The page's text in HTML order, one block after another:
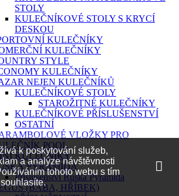
STOLY
KULEČNÍKOVÉ STOLY S KRYCÍ
DESKOU
KULEČNÍKY
KULEČNÍKY
STYLE
KULEČNÍKY
NEJEN KULEČNÍKŮ
KULEČNÍKOVÉ STOLY
STAROŽITNÉ KULEČNÍKY
KULEČNÍKOVÉ PŘÍSLUŠENSTVÍ
OSTATNÍ
VLOŽKY PRO
POOL
KULEČNÍKY
PYRAMIDA
Příslušenství Ruská Pyramida
(BÁBA, HŘÍBEK)
k poskytování služeb,
a analýze návštěvnosti
tohoto webu s tím
souhlasíte.